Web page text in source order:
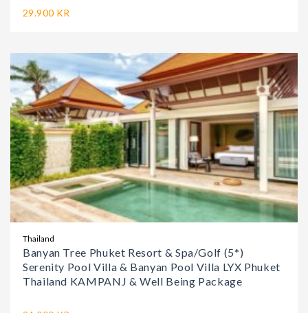
29.900 KR
Thailand
Banyan Tree Phuket Resort & Spa/Golf (5*)
Serenity Pool Villa & Banyan Pool Villa LYX Phuket
Thailand KAMPANJ & Well Being Package